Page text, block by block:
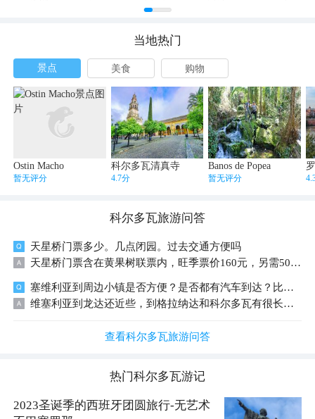
当地热门
景点 美食 购物
Ostin Macho
暂无评分
科尔多瓦清真寺
4.7分
Banos de Popea
暂无评分
科尔多瓦旅游问答
天星桥门票多少。几点闭园。过去交通方便吗
天星桥门票含在黄果树联票内，旺季票价160元，另需50元观光车费。景区18:00闭园，17:40停止入园。抵达安顺西/黄果树站后换乘直通车即可前往，景区内观光车搭配步行游览十分便捷。
塞维利亚到周边小镇是否方便？是否都有汽车到达？比如塞维利亚前往龙达、格拉纳达、科尔多瓦。
维塞利亚到龙达还近些，到格拉纳达和科尔多瓦有很长的距离，可以火车。
查看科尔多瓦旅游问答
热门科尔多瓦游记
2023圣诞季的西班牙团圆旅行-无艺术